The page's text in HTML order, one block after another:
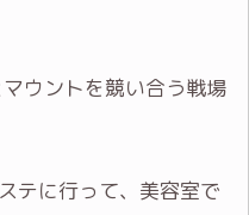
ウントを競い合う戦場
テに行って、美容室で